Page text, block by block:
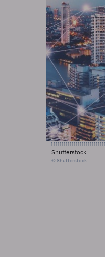
Shutterstock
© Shutterstock